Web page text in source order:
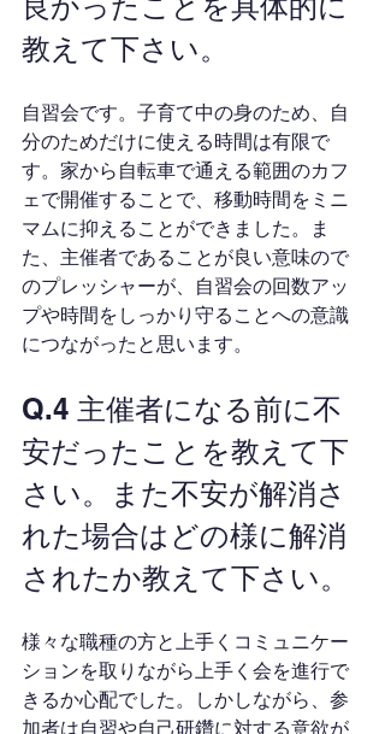
教えて下さい。
自習会です。子育て中の身のため、自
分のためだけに使える時間は有限で
す。家から自転車で通える範囲のカフ
ェで開催することで、移動時間をミニ
マムに抑えることができました。ま
た、主催者であることが良い意味ので
のプレッシャーが、自習会の回数アッ
プや時間をしっかり守ることへの意識
につながったと思います。
Q.4 主催者になる前に不
安だったことを教えて下
さい。また不安が解消さ
れた場合はどの様に解消
されたか教えて下さい。
様々な職種の方と上手くコミュニケー
ションを取りながら上手く会を進行で
きるか心配でした。しかしながら、参
加者は自習や自己研鑽に対する意欲が